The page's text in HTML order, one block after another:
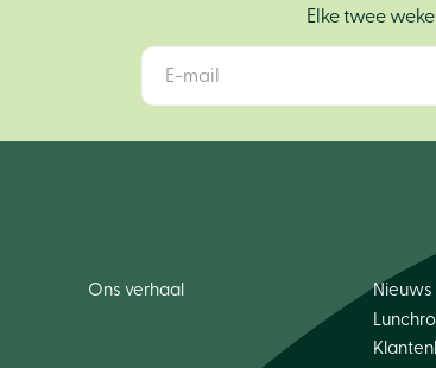
Elke twee
Ons verhaal
Nieuws